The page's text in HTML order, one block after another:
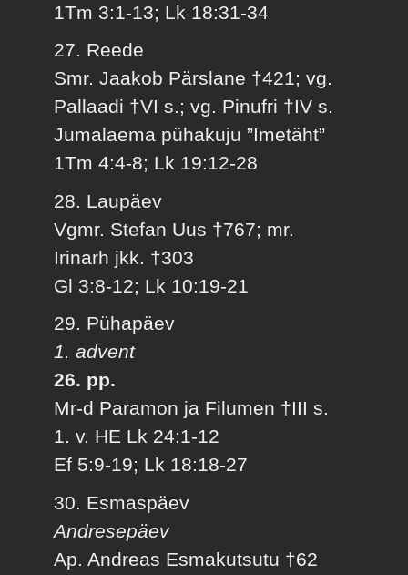
1Tm 3:1-13; Lk 18:31-34
27. Reede
Smr. Jaakob Pärslane †421; vg.
Pallaadi †VI s.; vg. Pinufri †IV s.
Jumalaema pühakuju ”Imetäht”
1Tm 4:4-8; Lk 19:12-28
28. Laupäev
Vgmr. Stefan Uus †767; mr.
Irinarh jkk. †303
Gl 3:8-12; Lk 10:19-21
29. Pühapäev
1. advent
26. pp.
Mr-d Paramon ja Filumen †III s.
1. v. HE Lk 24:1-12
Ef 5:9-19; Lk 18:18-27
30. Esmaspäev
Andresepäev
Ap. Andreas Esmakutsutu †62